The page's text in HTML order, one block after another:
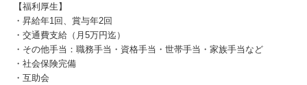
【福利厚生】
・昇給年1回、賞与年2回
・交通費支給（月5万円迄）
・その他手当：職務手当・資格手当・世帯手当・家族手当など
・社会保険完備
・互助会